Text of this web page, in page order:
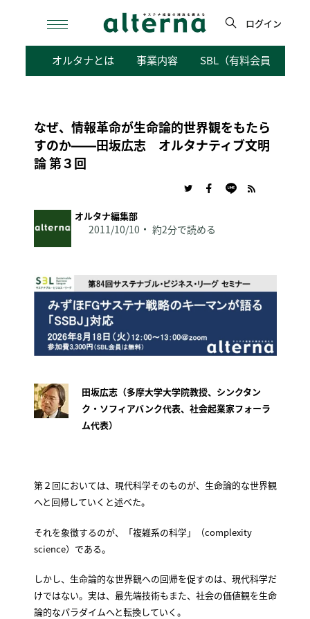
検
ログイン
オルタナとは 事業内容 SBL（有料会員向けサ
なぜ、情報革命が生命論的世界観をもたら
すのか――田坂広志 オルタナティブ文明
論 第３回
オルタナ編集部
2011/10/10 約2分で読める
田坂広志（多摩大学大学院教授、シンクタン
ク・ソフィアバンク代表、社会起業家フォーラ
ム代表）
第２回においては、現代科学そのものが、生命論的な世界観
へと回帰していくと述べた。
それを象徴するのが、「複雑系の科学」（complexity
science）である。
しかし、生命論的な世界観への回帰を促すのは、現代科学だ
けではない。実は、最先端技術もまた、社会の価値観を生命
論的なパラダイムへと転換していく。